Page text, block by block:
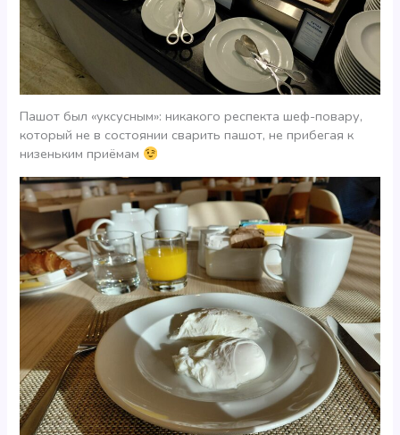
Пашот был «уксусным»: никакого респекта шеф-повару,
который не в состоянии сварить пашот, не прибегая к
низеньким приёмам